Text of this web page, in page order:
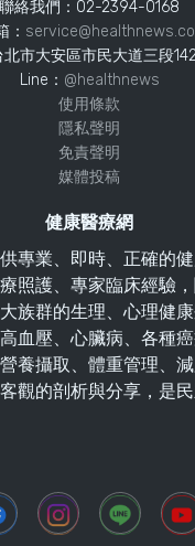
聯絡我們：02-2394-0168
：
市大安區市民大道三段
Line： @healthnews
使用條款
隱私聲明
免責聲明
媒體投稿
健康醫療網
專業、即時、正確的
照護、專家臨床經驗
族群的生理、心理健
血壓、心臟病、各種
養攝取、體重管理、
觀的剖析與分享，是